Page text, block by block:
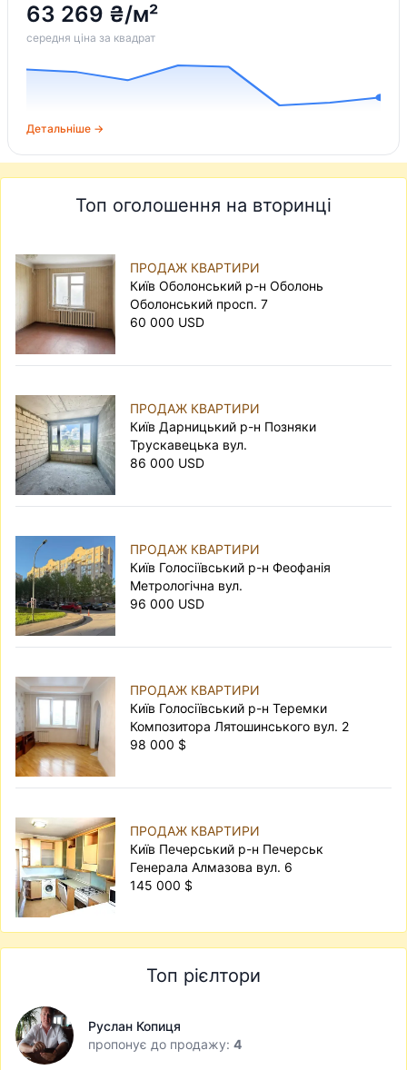
63 269 ₴/м²
середня ціна за квадрат
Детальніше →
Топ оголошення на вторинці
ПРОДАЖ КВАРТИРИ
Київ Оболонський р-н Оболонь
Оболонський просп. 7
60 000 USD
ПРОДАЖ КВАРТИРИ
Київ Дарницький р-н Позняки
Трускавецька вул.
86 000 USD
ПРОДАЖ КВАРТИРИ
Київ Голосіївський р-н Феофанія
Метрологічна вул.
96 000 USD
ПРОДАЖ КВАРТИРИ
Київ Голосіївський р-н Теремки
Композитора Лятошинського вул. 2
98 000 $
ПРОДАЖ КВАРТИРИ
Київ Печерський р-н Печерськ
Генерала Алмазова вул. 6
145 000 $
Топ рієлтори
Руслан Копиця
пропонує до продажу: 4